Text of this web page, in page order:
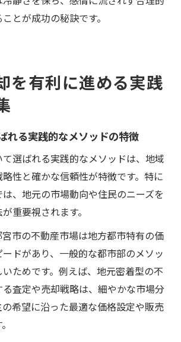
とが成功の秘訣です。
を有利に進める実践
れる実践的なメソッドの特徴
選ばれる実践的なメソッドは、地域
性と確かな信頼性が特徴です。特に
、地元の市場動向や住民のニーズを
重要視されます。
市の不動産市場は地方都市特有の価
ドがあり、一般的な都市部のメソッ
ためです。例えば、地元密着型の不
査定や売却戦略は、細やかな市場分
希望に沿った最適な価格設定や販売